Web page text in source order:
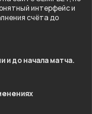
интерфейс и
счёта до
и до начала матча.